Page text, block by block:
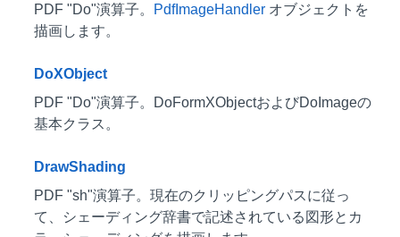
PDF "Do"演算子。
PdfImageHandler オブジェクトを
描画します。
DoXObject
PDF "Do"演算子。DoFormXObjectおよびDoImageの
基本クラス。
DrawShading
PDF "sh"演算子。現在のクリッピングパスに従っ
て、シェーディング辞書で記述されている図形とカ